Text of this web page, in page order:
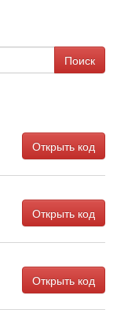
Поиск
Открыть код
Открыть код
Открыть код